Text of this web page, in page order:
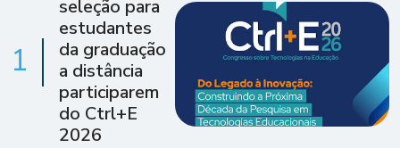
1
seleção para
estudantes
da graduação
a distância
participarem
do Ctrl+E
2026